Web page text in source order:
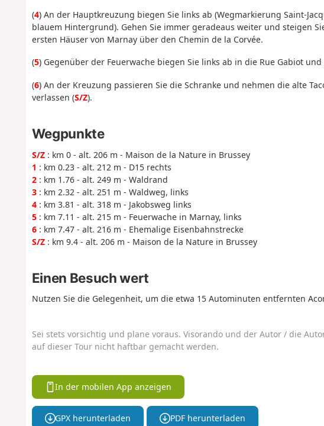
(4) An der Hauptkreuzung biegen Sie links ab (Wegmarkierung Saint-
blauem Hintergrund). Gehen Sie immer geradeaus weiter und steigen
ersten Häuser von Marnay über den Chemin de la Corvée.
(5) Gegenüber der Feuerwache biegen Sie links ab in die Rue Gabiot
(6) An der Kreuzung passieren Sie die Schranke und nehmen die alte
verlassen (S/Z).
Wegpunkte
S/Z: km 0 - alt. 206 m - Maison de la Nature in Brussey
1 : km 0.23 - alt. 212 m - D15 rechts
2: km 1.76 - alt. 249 m - Waldrand
3: km 2.32 - alt. 251 m - Waldweg, links
4: km 3.81 - alt. 318 m - Jakobsweg links
5: km 7.11 - alt. 215 m - Feuerwache in Marnay, links
6: km 7.47 - alt. 216 m - Ehemalige Eisenbahnstrecke
S/Z: km 9.4 - alt. 206 m - Maison de la Nature in Brussey
Einen Besuch wert
Nutzen Sie die Gelegenheit, um die etwa 15 Autominuten entfernten
Sei stets vorsichtig und plane voraus. Visorando und der Autor / die
auf dieser Tour nicht haftbar gemacht werden.
In der mobilen App anzeigen
GPX herunterladen PDF herunterladen